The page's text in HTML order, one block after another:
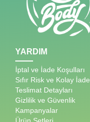
YARDIM
İptal ve İade Koşulları
Sıfır Risk ve Kolay İade
Teslimat Detayları
Gizlilik ve Güvenlik
Kampanyalar